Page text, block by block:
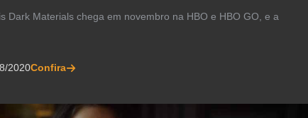
Dark Materials chega em novembro na HBO e HBO GO, e a
2020Confira